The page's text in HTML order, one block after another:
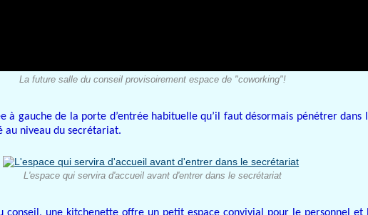
La future salle du conseil provisoirement espace de "coworking"!
à gauche de la porte d’entrée habituelle qu’il faut désormais pénétrer dans
au niveau du secrétariat.
L'espace qui servira d'accueil avant d'entrer dans le secrétariat
conseil, une kitchenette offre un petit espace convivial pour le personnel et